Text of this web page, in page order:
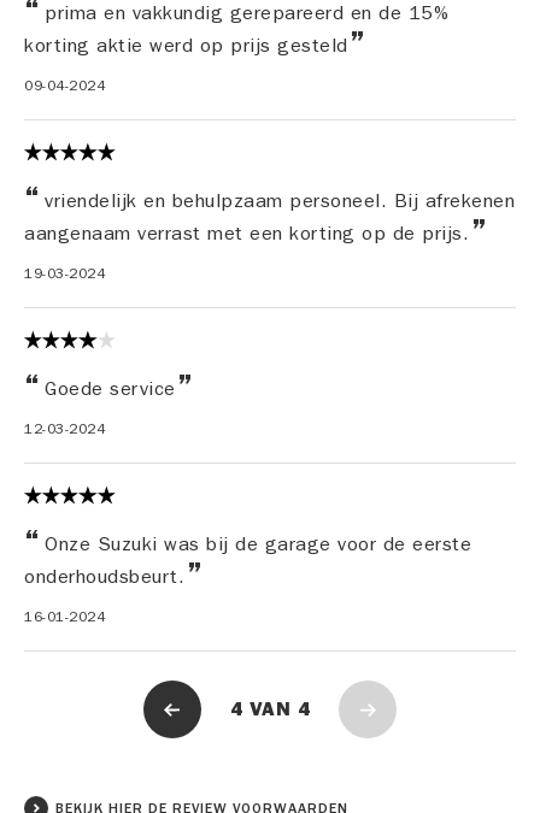
prima en vakkundig gerepareerd en de 15%
korting aktie werd op prijs gesteld
09-04-2024
vriendelijk en behulpzaam personeel. Bij afrekenen
aangenaam verrast met een korting op de prijs.
19-03-2024
Goede service
12-03-2024
Onze Suzuki was bij de garage voor de eerste
onderhoudsbeurt.
16-01-2024
4 VAN 4
BEKIJK HIER DE REVIEW VOORWAARDEN